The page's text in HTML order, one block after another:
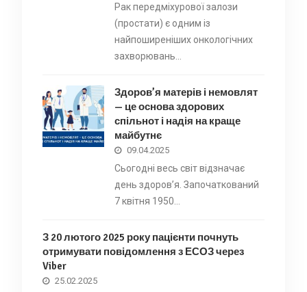
Рак передміхурової залози
(простати) є одним із
найпоширеніших онкологічних
захворювань…
Здоров’я матерів і немовлят
— це основа здорових
спільнот і надія на краще
майбутнє
09.04.2025
Сьогодні весь світ відзначає
день здоров’я. Започаткований
7 квітня 1950…
З 20 лютого 2025 року пацієнти почнуть
отримувати повідомлення з ЕСОЗ через
Viber
25.02.2025